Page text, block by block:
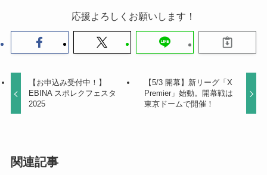
応援よろしくお願いします！
【お申込み受付中！】
EBINA スポレクフェスタ
2025
【5/3 開幕】新リーグ「X
Premier」始動。開幕戦は
東京ドームで開催！
関連記事